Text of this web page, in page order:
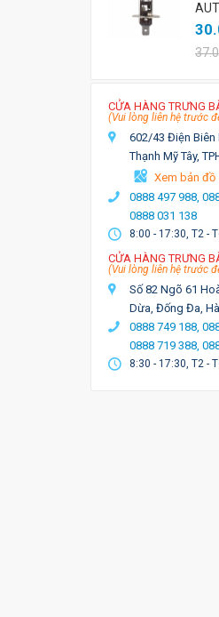
CỬA HÀNG TRƯNG
(Vui lòng liên hệ trước
602/43 Điện Biên
Thạnh Mỹ Tây,
Xem bản đồ
0888 497 988,
0888 031 138
8:00 - 17:30, T2 -
CỬA HÀNG TRƯNG
(Vui lòng liên hệ trước
Số 82 Ngõ 61
Dừa, Đống Đa,
0888 749 188,
0888 719 388,
8:30 - 17:30, T2 -